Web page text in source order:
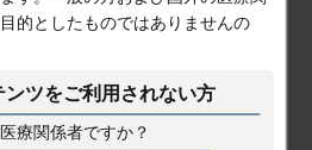
れない時は，症状は亜鉛欠乏に
いと判断して亜鉛製剤を中止す
尿病，炎症性腸疾患，腎不全で
的としたものではありませんの
ンツをご利用されない方
療関係者ですか？